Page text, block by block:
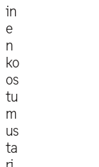
in
e
n
ko
os
tu
m
us
ta